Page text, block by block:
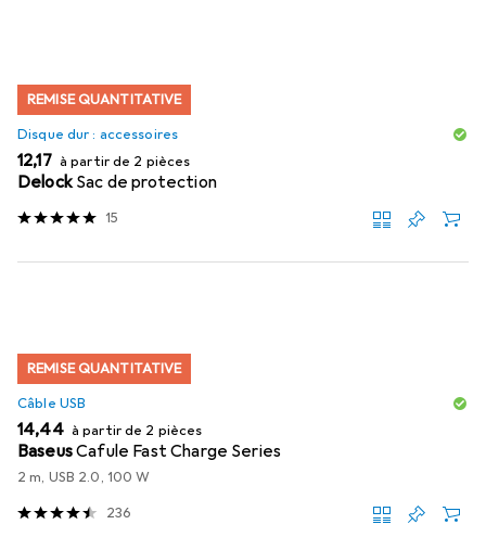
REMISE QUANTITATIVE
Disque dur : accessoires
EUR
12,17 à partir de 2 pièces
Delock Sac de protection
15
REMISE QUANTITATIVE
Câble USB
EUR
14,44 à partir de 2 pièces
BaseusCafule Fast Charge Series
2 m, USB 2.0, 100 W
236